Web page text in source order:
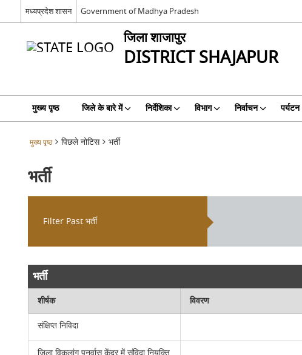
मध्यप्रदेश शासन Government of Madhya Pradesh
जिला शाजापुर
DISTRICT SHAJAPUR
मुख्य पृष्ठ जिले के बारे में निर्देशिका विभाग निर्वाचन पर्यटन
मुख्य पृष्ठ पिछले नोटिस भर्ती
भर्ती
Filter Past भर्ती
भर्ती
शीर्षक विवरण
संक्षिप्‍त निविदा